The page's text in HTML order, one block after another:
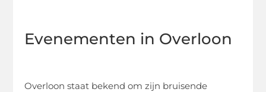
Evenementen in Overloon
Overloon staat bekend om zijn bruisende